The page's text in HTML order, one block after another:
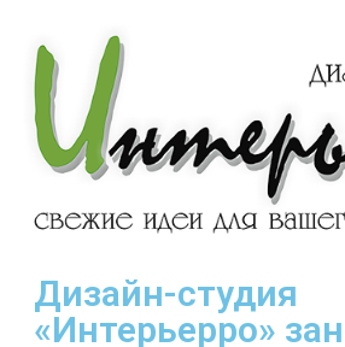
Дизайн-студия
«Интерьерро»